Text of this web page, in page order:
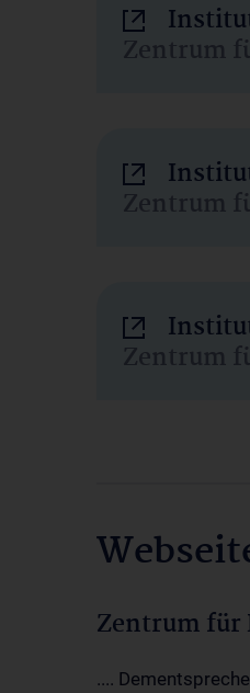
Zentrum
Zentrum
Zentrum
Zentrum für
....